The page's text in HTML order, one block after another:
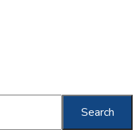
Search